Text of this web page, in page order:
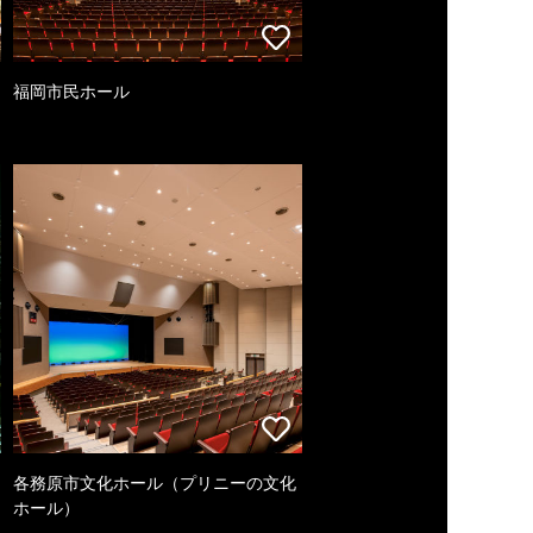
福岡市民ホール
各務原市文化ホール（プリニーの文化
ホール）